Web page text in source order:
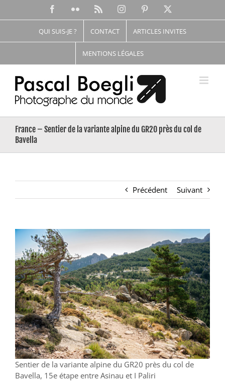
FacebookFlickr InstagramPinterest
QUI SUIS-JE ? CONTACT ARTICLES INVITES
MENTIONS LÉGALES
France – Sentier de la variante alpine du GR20 près du col de
Bavella
Précédent Suivant
View
Larger
Image
Sentier de la variante alpine du GR20 près du col de
Bavella, 15e étape entre Asinau et I Paliri